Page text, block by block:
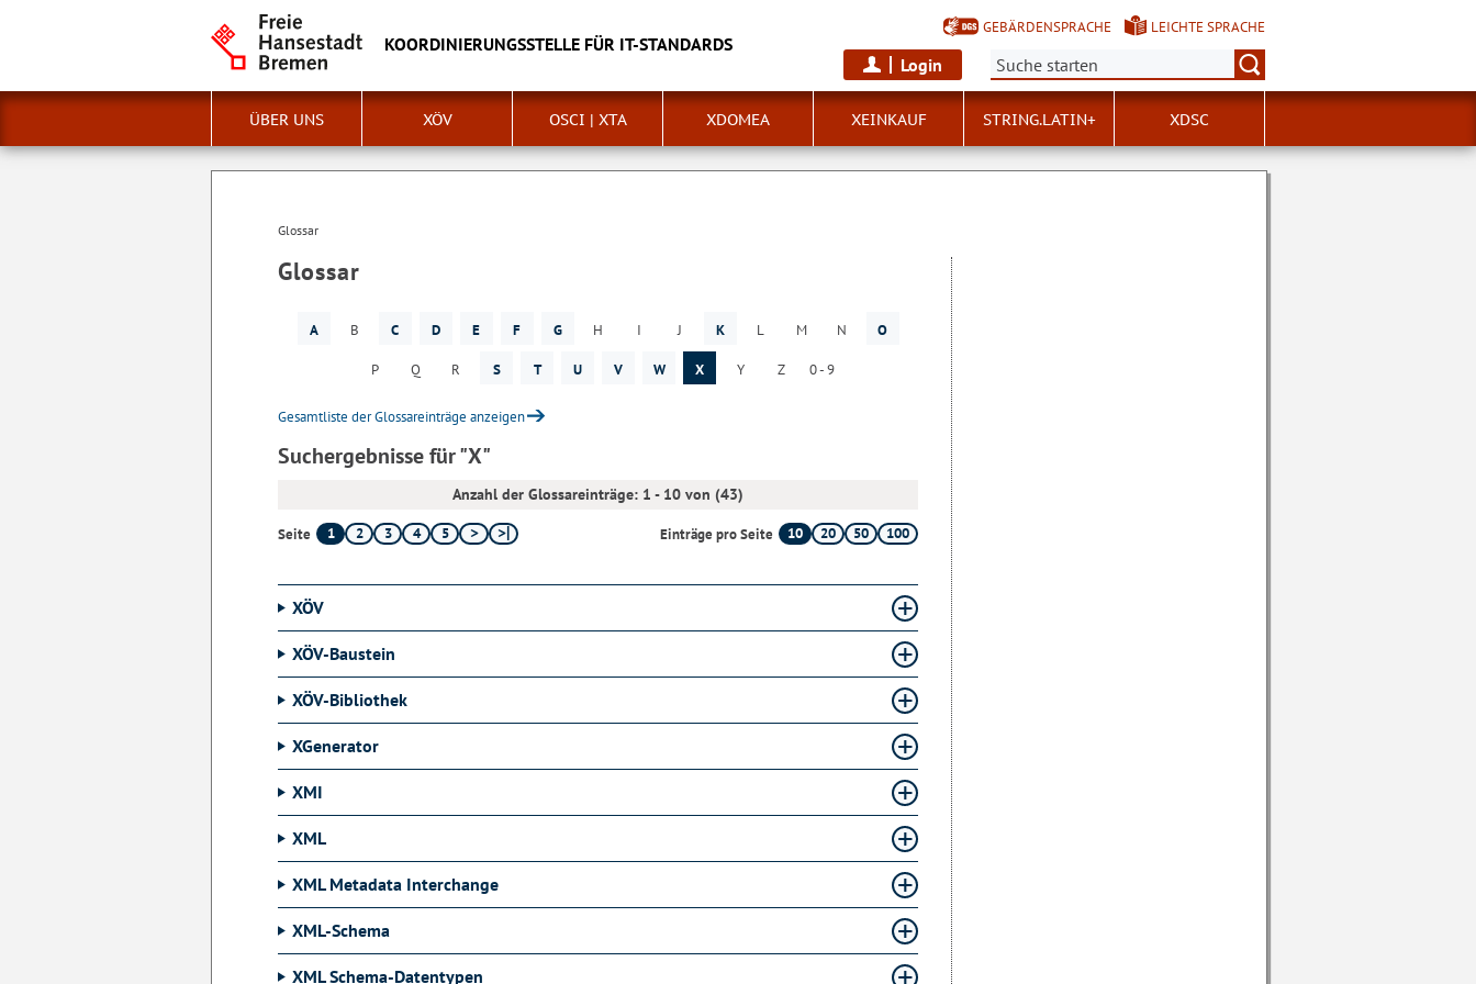
KOORDINIERUNGSSTELLE FÜR IT-STANDARDS
GEBÄRDENSPRACHE LEICHTE SPRACHE
Login Suche:
ÜBER UNS XÖV OSCI | XTA XDOMEA XEINKAUF STRING.LATIN+ XDSC
Glossar
Glossar
A B C D E F G H I J K L M N O
P Q R S T U V W X Y Z 0 - 9
Gesamtliste der Glossareinträge anzeigen
Suchergebnisse für "X"
Anzahl der Glossareinträge: 1 - 10 von (43)
Seite 1 2 3 4 5 Einträge pro Seite 10 20 50 100
XÖV
XÖV-Baustein
XÖV-Bibliothek
XGenerator
XMI
XML
XML Metadata Interchange
XML-Schema
XML Schema-Datentypen